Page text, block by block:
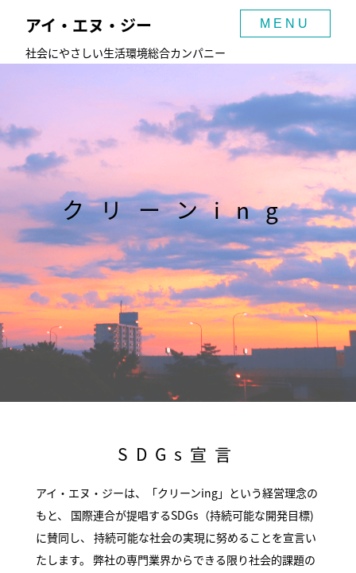
アイ・エヌ・ジー
社会にやさしい生活環境総合カンパニー
MENU
クリーンing
SDGs宣言
アイ・エヌ・ジーは、「クリーンing」という経営理念の
もと、 国際連合が提唱するSDGs（持続可能な開発目標)
に賛同し、 持続可能な社会の実現に努めることを宣言い
たします。 弊社の専門業界からできる限り社会的課題の